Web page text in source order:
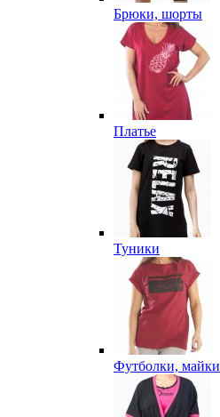
Брюки, шорты
Платье
Туники
Футболки, майки